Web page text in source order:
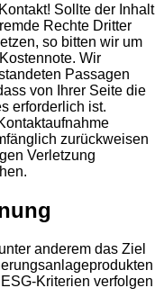
Sollte der Inhalt
Rechte Dritter
so bitten wir um
Wir
Passagen
von Ihrer Seite die
erforderlich ist.
zurückweisen
Verletzung
anderem das Ziel
Kriterien verfolgen